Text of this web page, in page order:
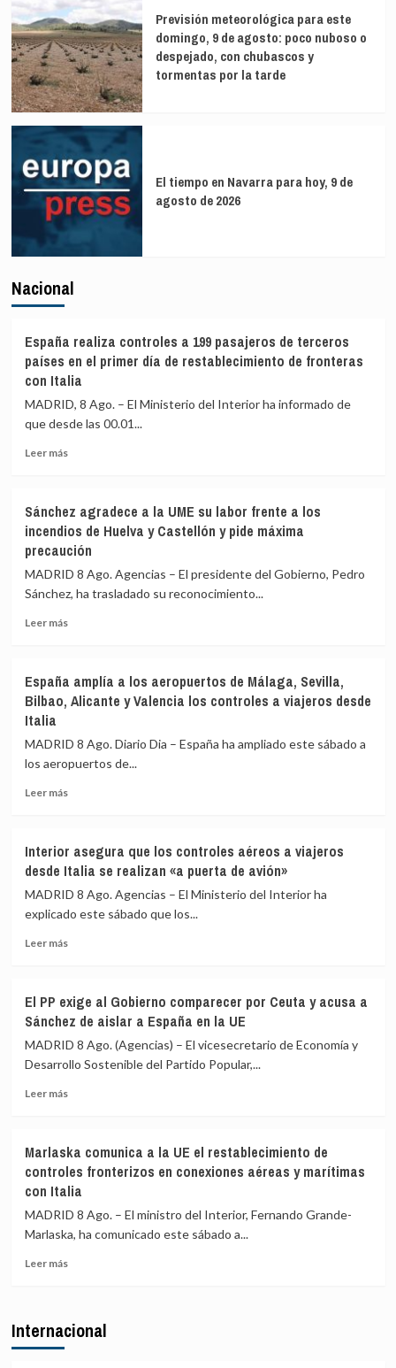
Previsión meteorológica para este
domingo, 9 de agosto: poco nuboso o
despejado, con chubascos y
tormentas por la tarde
El tiempo en Navarra para hoy, 9 de
agosto de 2026
Nacional
España realiza controles a 199 pasajeros de terceros
países en el primer día de restablecimiento de fronteras
con Italia
MADRID, 8 Ago. – El Ministerio del Interior ha informado de
que desde las 00.01...
Leer másLeer
realiza
controles
a
199
pasajeros
de
terceros
primer
día
de
fronteras
Sánchez agradece a la UME su labor frente a los
incendios de Huelva y Castellón y pide máxima
precaución
MADRID 8 Ago. Agencias – El presidente del Gobierno, Pedro
Sánchez, ha trasladado su reconocimiento...
Leer másLeer
agradece
a
UME
labor
frente
de
Huelva
y
y
pide
España amplía a los aeropuertos de Málaga, Sevilla,
Bilbao, Alicante y Valencia los controles a viajeros desde
Italia
MADRID 8 Ago. Diario Dia – España ha ampliado este sábado a
los aeropuertos de...
Leer másLeer
amplía
a
los
aeropuertos
Málaga,
y
Valencia
los
controles
viajeros
Interior asegura que los controles aéreos a viajeros
desde Italia se realizan «a puerta de avión»
MADRID 8 Ago. Agencias – El Ministerio del Interior ha
explicado este sábado que los...
Leer másLeer
asegura
que
los
controles
a
se
realizan
«a
puerta
avión»
El PP exige al Gobierno comparecer por Ceuta y acusa a
Sánchez de aislar a España en la UE
MADRID 8 Ago. (Agencias) – El vicesecretario de Economía y
Desarrollo Sostenible del Partido Popular,...
Leer másLeer
PP
exige
al
Gobierno
comparecer
por
Ceuta
Sánchez
Marlaska comunica a la UE el restablecimiento de
controles fronterizos en conexiones aéreas y marítimas
con Italia
MADRID 8 Ago. – El ministro del Interior, Fernando Grande-
Marlaska, ha comunicado este sábado a...
Leer másLeer
comunica
Internacional